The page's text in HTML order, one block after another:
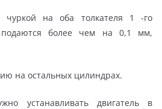
чуркой на оба толкателя 1 -го
более чем на 0,1 мм,
на остальных цилиндрах.
устанавливать двигатель в